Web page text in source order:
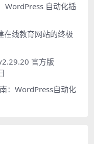
WordPress 自动化插
在线教育网站的终极
官方版
：WordPress自动化